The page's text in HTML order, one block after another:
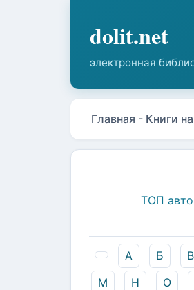
Главная - Книги
ТОП
А Б В
М
Н О